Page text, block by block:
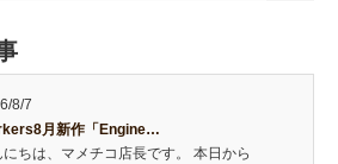
8/7
月新作「Engine…
にちは、マメチコ店長です。 本日から